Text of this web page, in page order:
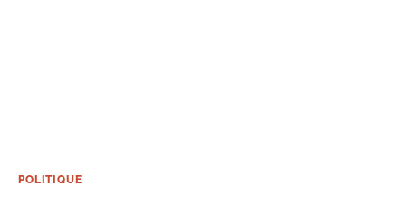
POLITIQUE